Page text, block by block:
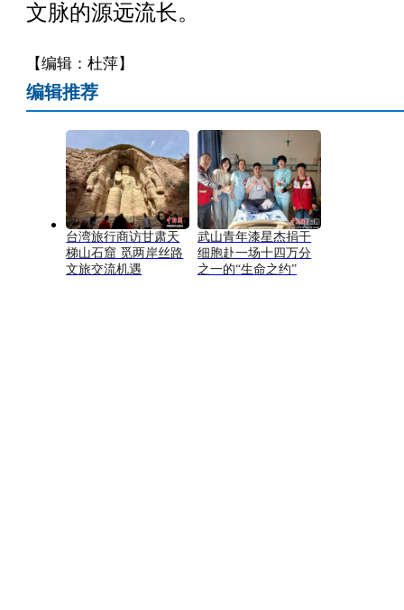
文脉的源远流长。
【编辑：杜萍】
编辑推荐
台湾旅行商访甘肃天
梯山石窟 觅两岸丝路
文旅交流机遇
武山青年漆星杰捐干
细胞赴一场十四万分
之一的“生命之约”